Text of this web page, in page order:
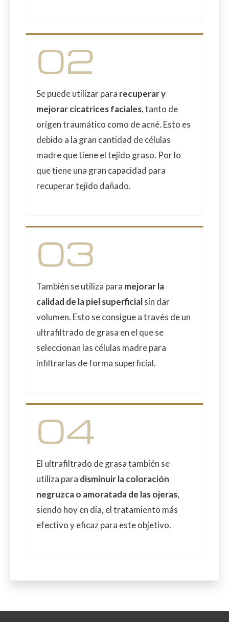
02
Se puede utilizar para recuperar y
mejorar cicatrices faciales, tanto de
origen traumático como de acné. Esto es
debido a la gran cantidad de células
madre que tiene el tejido graso. Por lo
que tiene una gran capacidad para
recuperar tejido dañado.
03
También se utiliza para mejorar la
calidad de la piel superficialsin dar
volumen. Esto se consigue a través de un
ultrafiltrado de grasa en el que se
seleccionan las células madre para
infiltrarlas de forma superficial.
04
El ultrafiltrado de grasa también se
utiliza para disminuir la coloración
negruzca o amoratada de las ojeras,
siendo hoy en día, el tratamiento más
efectivo y eficaz para este objetivo.